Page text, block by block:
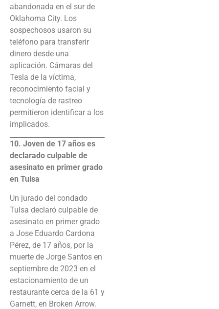
abandonada en el sur de
Oklahoma City. Los
sospechosos usaron su
teléfono para transferir
dinero desde una
aplicación. Cámaras del
Tesla de la víctima,
reconocimiento facial y
tecnología de rastreo
permitieron identificar a los
implicados.
10. Joven de 17 años es
declarado culpable de
asesinato en primer grado
en Tulsa
Un jurado del condado
Tulsa declaró culpable de
asesinato en primer grado
a Jose Eduardo Cardona
Pérez, de 17 años, por la
muerte de Jorge Santos en
septiembre de 2023 en el
estacionamiento de un
restaurante cerca de la 61 y
Garnett, en Broken Arrow.